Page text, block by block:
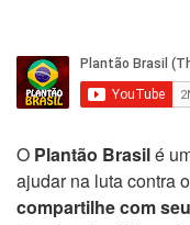
O Plantão Brasilé
ajudar na luta contra
compartilhe com